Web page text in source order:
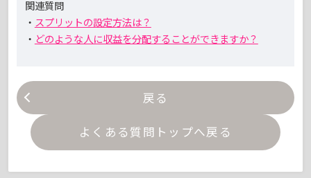
関連質問
・ スプリットの設定方法は？
・ どのような人に収益を分配することができますか？
戻る
よくある質問トップへ戻る